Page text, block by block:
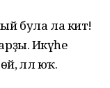
була ла китә!
Икәүһе
әллә юҡ.